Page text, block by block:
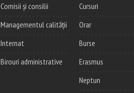
Comisii și consilii
Managementul calității
Internat
Birouri administrative
Cursuri
Orar
Burse
Erasmus
Neptun